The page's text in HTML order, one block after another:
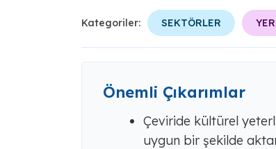
Kategoriler: SEKTÖRLER
Önemli Çıkarımlar
Çeviride kültürel
uygun bir şekilde